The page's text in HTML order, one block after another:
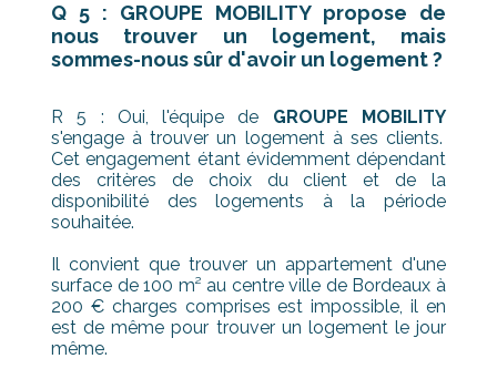
Q 5 : GROUPE MOBILITY propose de
nous trouver un logement, mais
sommes-nous sûr d'avoir un logement ?
R 5 : Oui, l'équipe de GROUPE MOBILITY
s'engage à trouver un logement à ses clients.
Cet engagement étant évidemment dépendant
des critères de choix du client et de la
disponibilité des logements à la période
souhaitée.
Il convient que trouver un appartement d'une
surface de 100 m² au centre ville de Bordeaux à
200 € charges comprises est impossible, il en
est de même pour trouver un logement le jour
même.